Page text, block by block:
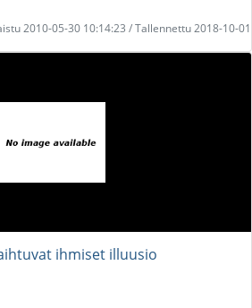
2010-05-30 10:14:23 / Tallennettu 2018-10-01
ihmiset illuusio